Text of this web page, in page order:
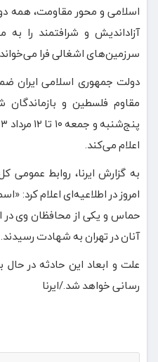
اسلامی و محور مقاومت،
آزاداندیش و شرافتمند را به
سرزمین‌های اشغالی فرا
دولت جمهوری اسلامی ایران
مقاوم فلسطین و بازماندگان
اعلام می‌کند.
به گزارش ایرنا، روابط عمومی
امروز در اطلاعیه‌ای اعلام
حماس و یکی از محافظان وی در
آنان در تهران به شهادت رسیدند.
علت و ابعاد این حادثه در حال
رسانی خواهد شد./ایرنا